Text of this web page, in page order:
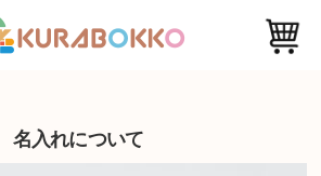
名入れについて